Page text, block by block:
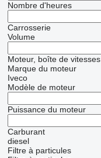
Nombre d'heures
Carrosserie
Volume
Moteur, boîte de vitesses
Marque du moteur
Iveco
Modèle de moteur
Puissance du moteur
Carburant
diesel
Filtre à particules